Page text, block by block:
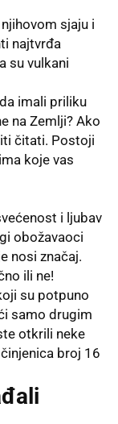
sjaju i
najtvrđa
su vulkani
imali priliku
na Zemlji? Ako
čitati. Postoji
koje vas
i ljubav
obožavaoci
nosi značaj.
ili ne!
su potpuno
samo drugim
otkrili neke
broj 16